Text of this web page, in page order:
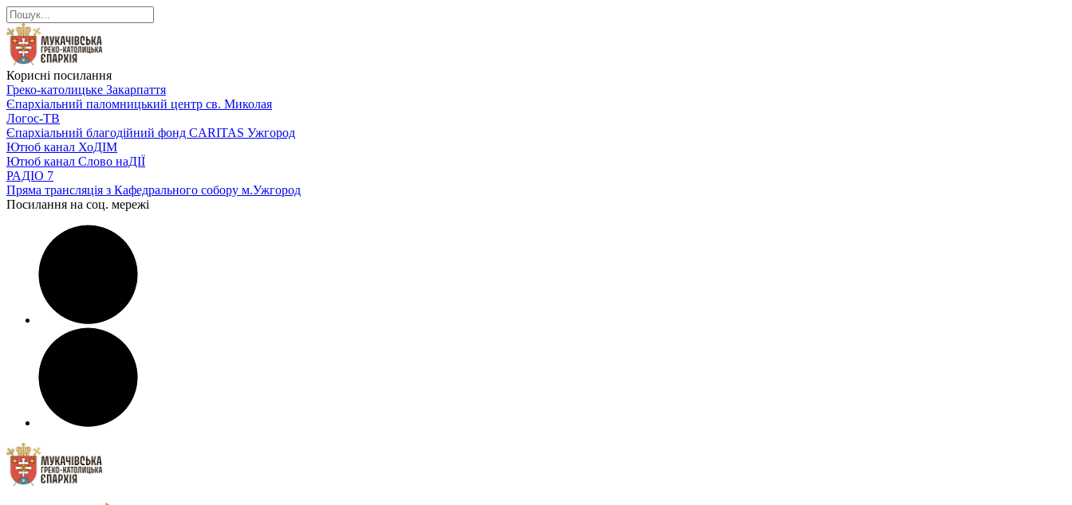
Корисні посилання
Греко-католицьке Закарпаття
Єпархіальний паломницький центр св. Миколая
Логос-ТВ
Єпархіальний благодійний фонд CARITAS Ужгород
Ютюб канал ХоДІМ
Ютюб канал Слово наДІЇ
РАДІО 7
Пряма трансляція з Кафедрального собору м.Ужгород
Посилання на соц. мережі